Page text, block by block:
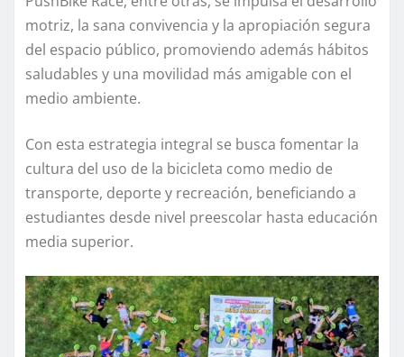
motriz, la sana convivencia y la apropiación segura
del espacio público, promoviendo además hábitos
saludables y una movilidad más amigable con el
medio ambiente.
Con esta estrategia integral se busca fomentar la
cultura del uso de la bicicleta como medio de
transporte, deporte y recreación, beneficiando a
estudiantes desde nivel preescolar hasta educación
media superior.